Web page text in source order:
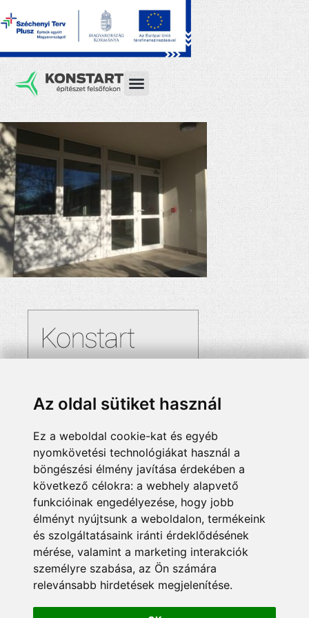
Az oldal sütiket használ
Ez a weboldal cookie-kat és egyéb
nyomkövetési technológiákat használ a
böngészési élmény javítása érdekében a
következő célokra: a webhely alapvető
funkcióinak engedélyezése, hogy jobb
élményt nyújtsunk a weboldalon, termékeink
és szolgáltatásaink iránti érdeklődésének
mérése, valamint a marketing interakciók
személyre szabása, az Ön számára
relevánsabb hirdetések megjelenítése.